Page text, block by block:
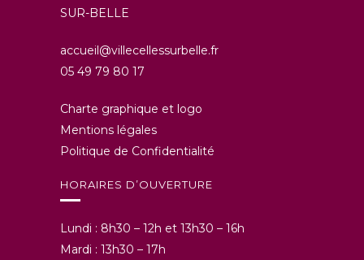
SUR-BELLE
accueil@villecellessurbelle.fr
05 49 79 80 17
Charte graphique et logo
Mentions légales
Politique de Confidentialité
HORAIRES D’OUVERTURE
Lundi : 8h30 – 12h et 13h30 – 16h
Mardi : 13h30 – 17h